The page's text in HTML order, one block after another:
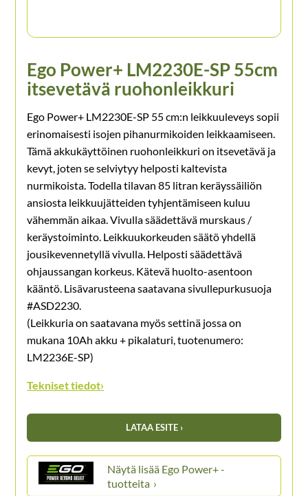
Ego Power+ LM2230E-SP 55cm
itsevetävä ruohonleikkuri
Ego Power+ LM2230E-SP 55 cm:n leikkuuleveys sopii
erinomaisesti isojen pihanurmikoiden leikkaamiseen.
Tämä akkukäyttöinen ruohonleikkuri on itsevetävä ja
kevyt, joten se selviytyy helposti kaltevista
nurmikoista. Todella tilavan 85 litran keräyssäiliön
ansiosta leikkuujätteiden tyhjentämiseen kuluu
vähemmän aikaa. Vivulla säädettävä murskaus /
keräystoiminto. Leikkuukorkeuden säätö yhdellä
jousikevennetyllä vivulla. Helposti säädettävä
ohjaussangan korkeus. Kätevä huolto-asentoon
kääntö. Lisävarusteena saatavana sivullepurkusuoja
#ASD2230.
(Leikkuria on saatavana myös settinä jossa on
mukana 10Ah akku + pikalaturi, tuotenumero:
LM2236E-SP)
Tekniset tiedot›
LATAA ESITE ›
Ego Power+ -
tuotteita